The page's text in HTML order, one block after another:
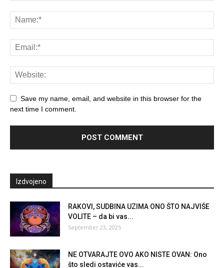
Save my name, email, and website in this browser for the
next time I comment.
Izdvojeno
RAKOVI, SUDBINA UZIMA ONO ŠTO NAJVIŠE
VOLITE – da bi vas...
September 23, 2025
NE OTVARAJTE OVO AKO NISTE OVAN: Ono
što sledi ostaviće vas...